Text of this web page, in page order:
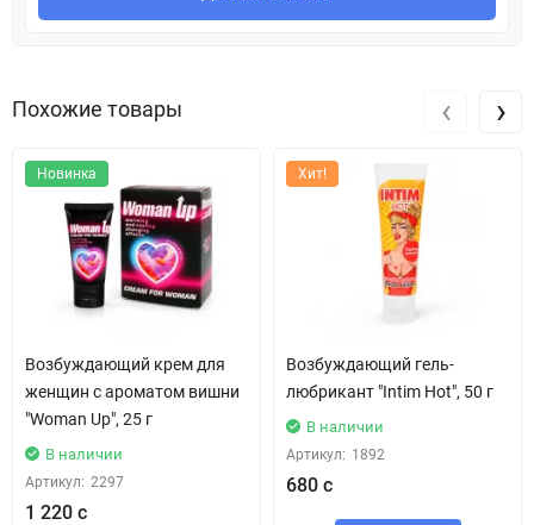
Похожие товары
Новинка
Возбуждающий крем для
женщин с ароматом вишни
"Woman Up", 25 г
В наличии
Артикул: 2297
1 220 с
Хит!
Возбуждающий гель-
любрикант "Intim Hot", 50 г
В наличии
Артикул: 1892
680 с
‹ ›